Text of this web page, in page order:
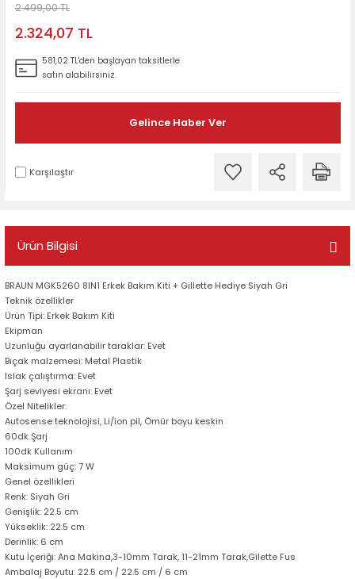
2.499,00 TL
2.324,07 TL
581,02 TL'den başlayan taksitlerle
satın alabilirsiniz.
Gelince Haber Ver
Karşılaştır
Ürün Bilgisi
BRAUN MGK5260 8IN1 Erkek Bakım Kiti + Gillette Hediye Siyah Gri
Teknik özellikler
Ürün Tipi: Erkek Bakım Kiti
Ekipman
Uzunluğu ayarlanabilir taraklar: Evet
Bıçak malzemesi: Metal Plastik
Islak çalıştırma: Evet
Şarj seviyesi ekranı: Evet
Özel Nitelikler:
Autosense teknolojisi, Li/ion pil, Ömür boyu keskin
60dk Şarj
100dk Kullanım
Maksimum güç: 7 W
Genel özellikleri
Renk: Siyah Gri
Genişlik: 22.5 cm
Yükseklik: 22.5 cm
Derinlik: 6 cm
Kutu İçeriği: Ana Makina,3-10mm Tarak, 11-21mm Tarak,Gilette Fus
Ambalaj Boyutu: 22.5 cm / 22.5 cm / 6 cm